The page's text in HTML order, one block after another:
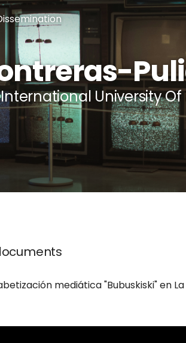
University Of
mediática "Bubuskiski" en